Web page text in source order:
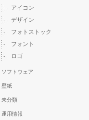
アイコン
デザイン
フォトストック
フォント
ロゴ
ソフトウェア
壁紙
未分類
運用情報